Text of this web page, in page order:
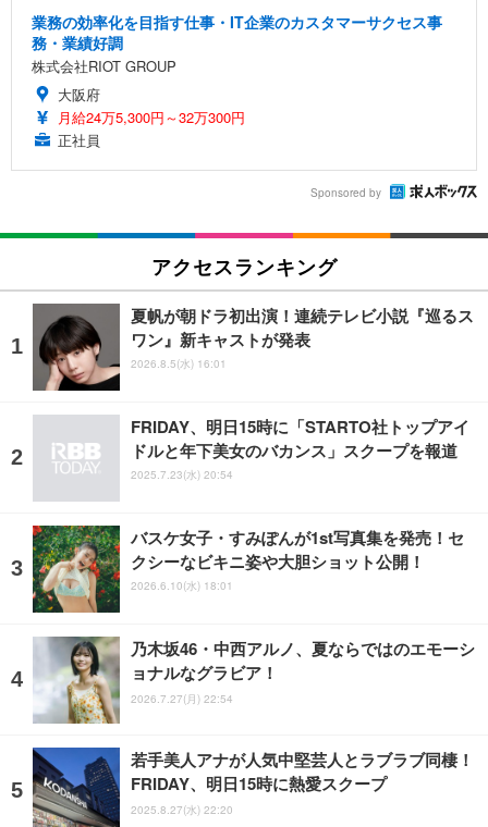
業務の効率化を目指す仕事・IT企業のカスタマーサクセス事
務・業績好調
株式会社RIOT GROUP
大阪府
月給24万5,300円～32万300円
正社員
Sponsored by
アクセスランキング
夏帆が朝ドラ初出演！連続テレビ小説『巡るス
ワン』新キャストが発表
2026.8.5(水) 16:01
FRIDAY、明日15時に「STARTO社トップアイ
ドルと年下美女のバカンス」スクープを報道
2025.7.23(水) 20:54
バスケ女子・すみぽんが1st写真集を発売！セ
クシーなビキニ姿や大胆ショット公開！
2026.6.10(水) 18:01
乃木坂46・中西アルノ、夏ならではのエモーシ
ョナルなグラビア！
2026.7.27(月) 22:54
若手美人アナが人気中堅芸人とラブラブ同棲！
FRIDAY、明日15時に熱愛スクープ
2025.8.27(水) 22:20